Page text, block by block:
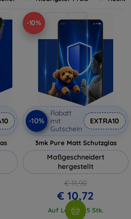
-10%
-10%
Rabatt
mit
Gutschein
EXTRA10
3mk Pure Matt Schutzglas
Maßgeschneidert
hergestellt
€ 11,90
€ 10,72
Auf Lager > 5 Stk.